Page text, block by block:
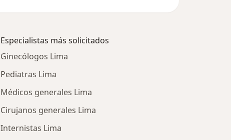
Especialistas más solicitados
Ginecólogos Lima
Pediatras Lima
Médicos generales Lima
Cirujanos generales Lima
Internistas Lima